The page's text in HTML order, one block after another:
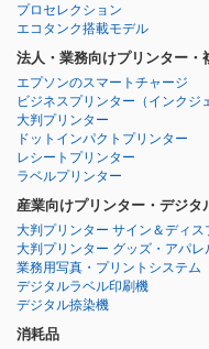
プロセレクション
エコタンク搭載モデル
法人・業務向けプリンター・
エプソンのスマートチャージ
ビジネスプリンター （インクジ
大判プリンター
ドットインパクトプリンター
レシートプリンター
ラベルプリンター
産業向けプリンター・デジタ
大判プリンター サイン＆ディス
大判プリンター グッズ・アパレ
業務用写真・プリントシステム
デジタルラベル印刷機
デジタル捺染機
消耗品